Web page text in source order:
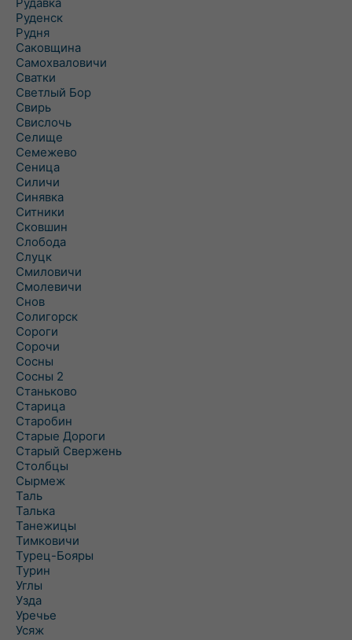
Руденск
Рудня
Саковщина
Самохваловичи
Сватки
Светлый Бор
Свирь
Свислочь
Селище
Семежево
Сеница
Силичи
Синявка
Ситники
Сковшин
Слобода
Слуцк
Смиловичи
Смолевичи
Снов
Солигорск
Сороги
Сорочи
Сосны
Сосны 2
Станьково
Старица
Старобин
Старые Дороги
Старый Свержень
Столбцы
Сырмеж
Таль
Талька
Танежицы
Тимковичи
Турец-Бояры
Турин
Углы
Узда
Уречье
Усяж